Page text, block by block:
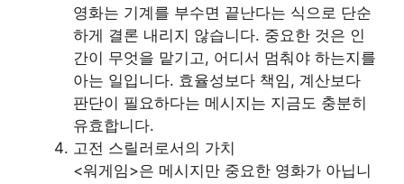
영화는 기계를 부수면 끝난다는 식으로 단순
하게 결론 내리지 않습니다. 중요한 것은 인
간이 무엇을 맡기고, 어디서 멈춰야 하는지를
아는 일입니다. 효율성보다 책임, 계산보다
판단이 필요하다는 메시지는 지금도 충분히
유효합니다.
고전 스릴러로서의 가치
<워게임>은 메시지만 중요한 영화가 아닙니